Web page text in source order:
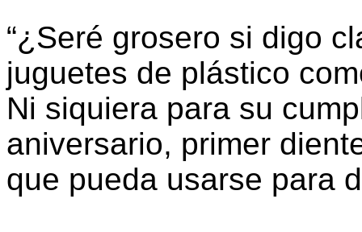
“¿Seré grosero si digo
juguetes de plástico
Ni siquiera para su
aniversario, primer
que pueda usarse para